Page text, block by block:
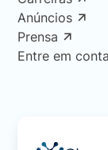
Anúncios
Prensa
Entre em